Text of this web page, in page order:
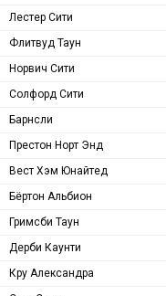
Лестер Сити
Флитвуд Таун
Норвич Сити
Солфорд Сити
Барнсли
Престон Норт Энд
Вест Хэм Юнайтед
Бёртон Альбион
Гримсби Таун
Дерби Каунти
Кру Александра